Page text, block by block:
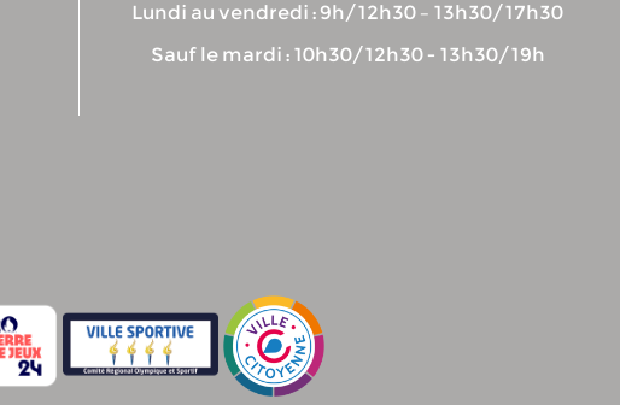
Lundi au vendredi : 9h/12h30 – 13h30/17h30
Sauf le mardi : 10h30/12h30 - 13h30/19h